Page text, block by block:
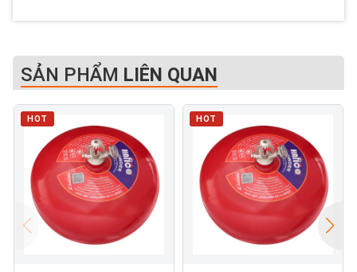
SẢN PHẨM LIÊN QUAN
HOT HOT